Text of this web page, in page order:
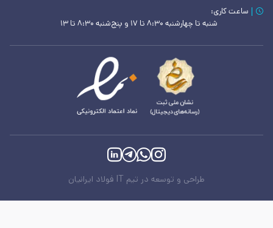
ساعت کاری:
شنبه تا چهارشنبه ۸:۳۰ تا ۱۷ و پنج‌شنبه ۸:۳۰ تا ۱۳
طراحی و توسعه در تیم IT فولاد ایرانیان